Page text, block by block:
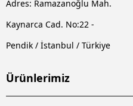
Adres: Ramazanoğlu Mah.
Kaynarca Cad. No:22 -
Pendik / İstanbul / Türkiye
Ürünlerimiz